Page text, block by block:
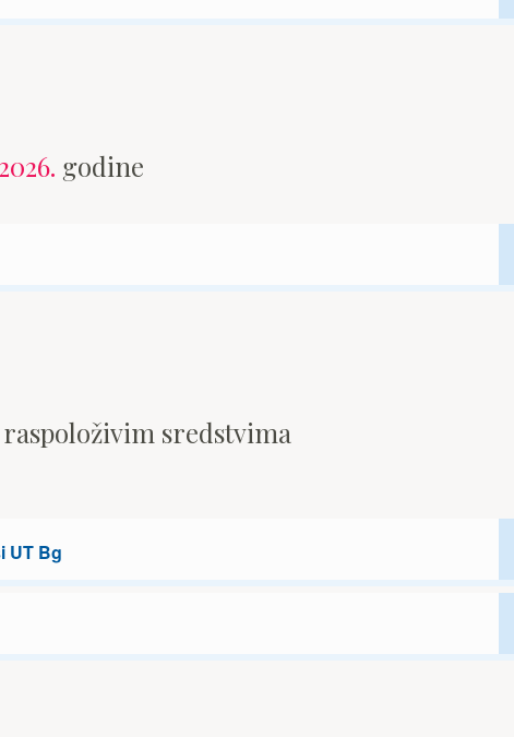
godine
sredstvima
UT Bg